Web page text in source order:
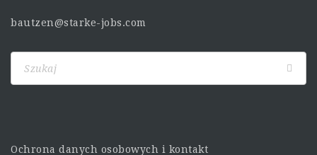
bautzen@starke-jobs.com
Ochrona danych osobowych i kontakt